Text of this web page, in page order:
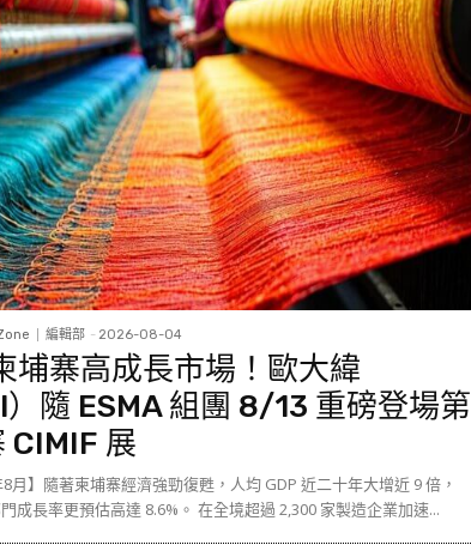
編輯部 - 2026-08-04
埔寨高成長市場！歐大緯
）隨 ESMA 組團 8/13 重磅登場第
CIMIF 展
8月】隨著柬埔寨經濟強勁復甦，人均 GDP 近二十年大增近 9 倍，
成長率更預估高達 8.6%。 在全境超過 2,300 家製造企業加速...